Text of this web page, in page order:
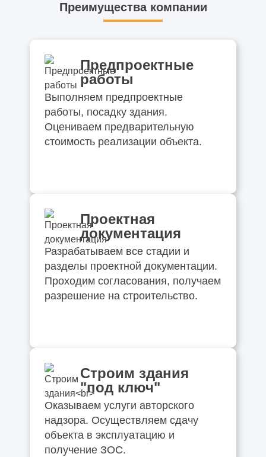
Преимущества компании
Предпроектные
работы
Выполняем предпроектные
работы, посадку здания.
Оцениваем предварительную
стоимость реализации объекта.
Проектная
документация
Разрабатываем все стадии и
разделы проектной документации.
Проходим согласования, получаем
разрешение на строительство.
Строим здания
"под ключ"
Оказываем услуги авторского
надзора. Осуществляем сдачу
объекта в эксплуатацию и
получение ЗОС.